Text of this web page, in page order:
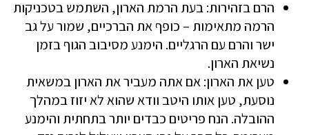
הרם בזהירות: בעת הרמת הארון, השתמש בטכניקות
הרמה מתאימות – כופף את הברכיים, שמור על גב
ישר והרם עם הרגליים. הימנע מסיבוב הגוף בזמן
נשיאת הארון.
טען את הארון: אם אתה מעביר את הארון במשאית
נוסעת, טען אותו היטב וודא שהוא לא יזוז במהלך
ההובלה. הנח פריטים כבדים יותר בתחתית והימנע